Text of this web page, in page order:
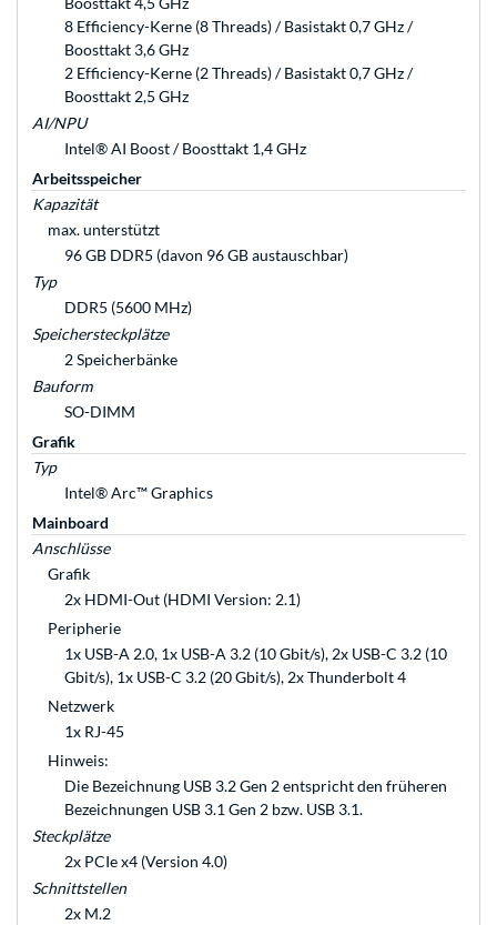
8 Efficiency-Kerne (8 Threads) / Basistakt 0,7 GHz /
Boosttakt 3,6 GHz
2 Efficiency-Kerne (2 Threads) / Basistakt 0,7 GHz /
Boosttakt 2,5 GHz
AI/NPU
Intel® AI Boost / Boosttakt 1,4 GHz
Arbeitsspeicher
Kapazität
max. unterstützt
96 GB DDR5 (davon 96 GB austauschbar)
Typ
DDR5 (5600 MHz)
Speichersteckplätze
2 Speicherbänke
Bauform
SO-DIMM
Grafik
Typ
Intel® Arc™ Graphics
Mainboard
Anschlüsse
Grafik
2x HDMI-Out (HDMI Version: 2.1)
Peripherie
1x USB-A 2.0, 1x USB-A 3.2 (10 Gbit/s), 2x USB-C 3.2 (10
Gbit/s), 1x USB-C 3.2 (20 Gbit/s), 2x Thunderbolt 4
Netzwerk
1x RJ-45
Hinweis:
Die Bezeichnung USB 3.2 Gen 2 entspricht den früheren
Bezeichnungen USB 3.1 Gen 2 bzw. USB 3.1.
Steckplätze
2x PCIe x4 (Version 4.0)
Schnittstellen
2x M.2